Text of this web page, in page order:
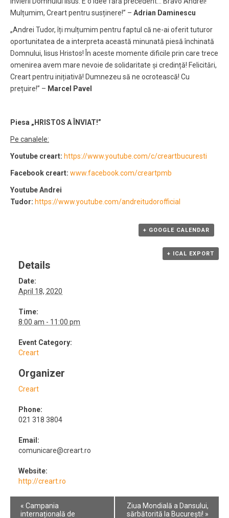
Mulțumim, Creart pentru susținere!” – Adrian Daminescu
„Andrei Tudor, îți mulțumim pentru faptul că ne-ai oferit tuturor
oportunitatea de a interpreta această minunată piesă închinată
Domnului, Iisus Hristos! În aceste momente dificile prin care trece
omenirea avem mare nevoie de solidaritate și credință! Felicitări,
Creart pentru inițiativă! Dumnezeu să ne ocrotească! Cu
prețuire!” – Marcel Pavel
Piesa „HRISTOS A ÎNVIAT!”
Pe canalele:
Youtube creart: https://www.youtube.com/c/creartbucuresti
Facebook creart: www.facebook.com/creartpmb
Youtube Andrei
Tudor: https://www.youtube.com/andreitudorofficial
+ GOOGLE CALENDAR
+ ICAL EXPORT
Details
Date:
April 18, 2020
Time:
8:00 am - 11:00 pm
Event Category:
Creart
Organizer
Creart
Phone:
021 318 3804
Email:
comunicare@creart.ro
Website:
http://creart.ro
Event
« Campania
internațională de
Ziua Mondială a Dansului,
sărbătorită la București! »